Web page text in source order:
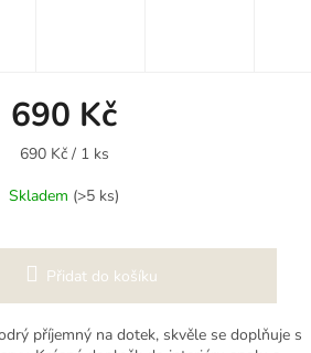
690 Kč
Měrná
690 Kč / 1 ks
Skladem (>5 ks)
Přidat do košíku
příjemný na dotek, skvěle se doplňuje s